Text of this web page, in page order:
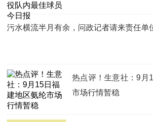
污水横流半月有余，问政记者请来责任单
热点评！生意社：9月
市场行情暂稳